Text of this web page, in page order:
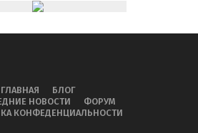
ГЛАВНАЯ
БЛОГ
НОВОСТИ
ФОРУМ
КОНФЕДЕНЦИАЛЬНОСТИ